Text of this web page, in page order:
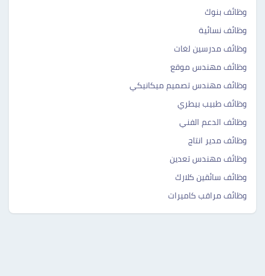
وظائف بنوك
وظائف نسائية
وظائف مدرسين لغات
وظائف مهندس موقع
وظائف مهندس تصميم ميكانيكي
وظائف طبيب بيطري
وظائف الدعم الفني
وظائف مدير انتاج
وظائف مهندس تعدين
وظائف سائقين كلارك
وظائف مراقب كاميرات